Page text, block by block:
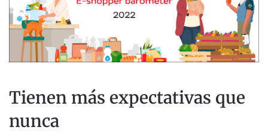
Tienen más expectativas que
nunca